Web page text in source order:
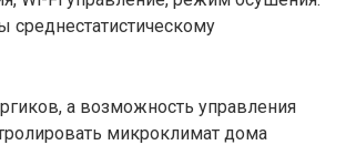
среднестатистическому
а возможность управления
микроклимат дома